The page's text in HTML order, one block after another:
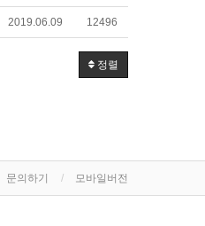
2019.06.09 12496
정렬
문의하기 모바일버전